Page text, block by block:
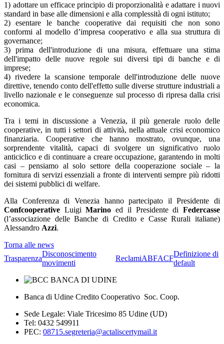
1) adottare un efficace principio di proporzionalità e adattare i nuovi
standard in base alle dimensioni e alla complessità di ogni istituto;
2) esentare le banche cooperative dai requisiti che non sono
conformi al modello d’impresa cooperativo e alla sua struttura di
governance;
3) prima dell'introduzione di una misura, effettuare una stima
dell'impatto delle nuove regole sui diversi tipi di banche e di
imprese;
4) rivedere la scansione temporale dell'introduzione delle nuove
direttive, tenendo conto dell'effetto sulle diverse strutture industriali a
livello nazionale e le conseguenze sul processo di ripresa dalla crisi
economica.
Tra i temi in discussione a Venezia, il più generale ruolo delle
cooperative, in tutti i settori di attività, nella attuale crisi economico
finanziaria. Cooperative che hanno mostrato, ovunque, una
sorprendente vitalità, capaci di svolgere un significativo ruolo
anticiclico e di continuare a creare occupazione, garantendo in molti
casi – pensiamo al solo settore della cooperazione sociale – la
fornitura di servizi essenziali a fronte di interventi sempre più ridotti
dei sistemi pubblici di welfare.
Alla Conferenza di Venezia hanno partecipato il Presidente di
Confcooperative LuigiMarino ed il Presidente di Federcasse
(l’associazione delle Banche di Credito e Casse Rurali italiane)
Alessandro Azzi.
Torna alle news
Trasparenza
Disconoscimento
movimenti
ReclamiABFACF
Definizione di
default
Banca di Udine Credito Cooperativo Soc. Coop.
Sede Legale: Viale Tricesimo 85 Udine (UD)
Tel: 0432 549911
PEC: 08715.segreteria@actaliscertymail.it